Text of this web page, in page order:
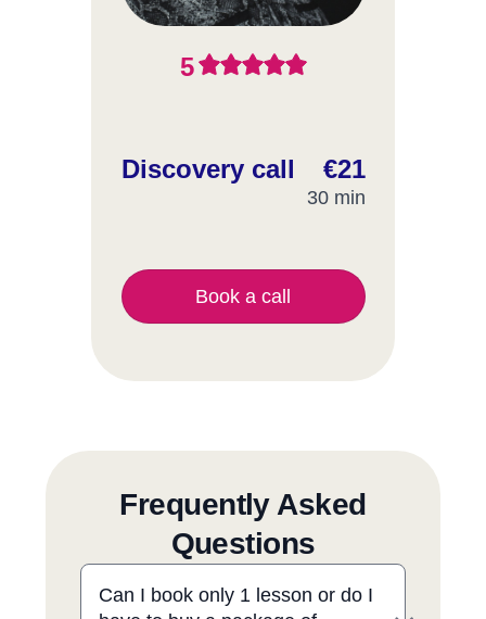
5
Discovery call €21
30 min
Book a call
Frequently Asked
Questions
Can I book only 1 lesson or do I